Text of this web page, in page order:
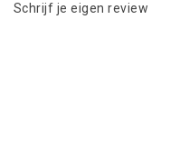
Schrijf je eigen review